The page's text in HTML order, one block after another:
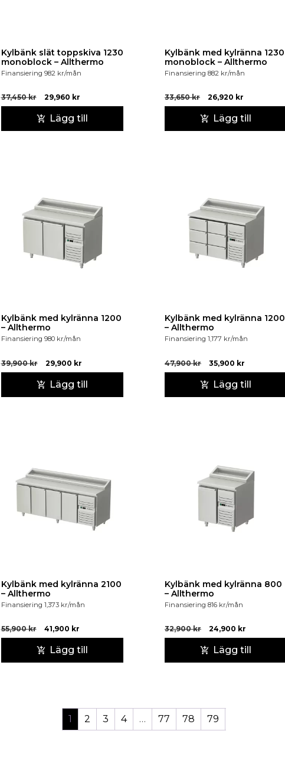
Kylbänk slät toppskiva 1230
monoblock – Allthermo
Finansiering 982 kr/mån
37,450kr 29,960 kr
Lägg till
Kylbänk med kylränna 1230
monoblock – Allthermo
Finansiering 882 kr/mån
33,650kr 26,920 kr
Lägg till
Kylbänk med kylränna 1200
– Allthermo
Finansiering 980 kr/mån
39,900kr 29,900 kr
Lägg till
Kylbänk med kylränna 1200
– Allthermo
Finansiering 1,177 kr/mån
47,900kr 35,900 kr
Lägg till
Kylbänk med kylränna 2100
– Allthermo
Finansiering 1,373 kr/mån
55,900kr 41,900 kr
Lägg till
Kylbänk med kylränna 800
– Allthermo
Finansiering 816 kr/mån
32,900kr 24,900 kr
Lägg till
1 2 3 4 … 77 78 79